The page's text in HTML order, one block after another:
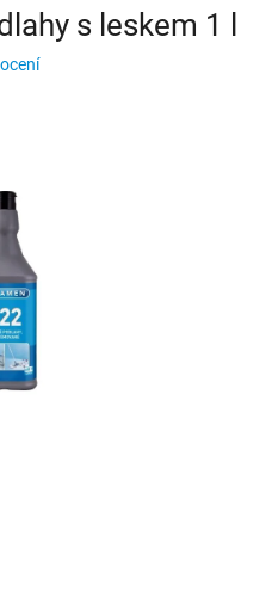
s leskem 1 l